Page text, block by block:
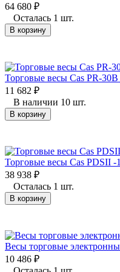
64 680 ₽
Осталась 1 шт.
В корзину
Торговые весы Cas PR-
11 682 ₽
В наличии 10 шт.
В корзину
Торговые весы Cas PDSII -
38 938 ₽
Осталась 1 шт.
В корзину
Весы торговые
10 486 ₽